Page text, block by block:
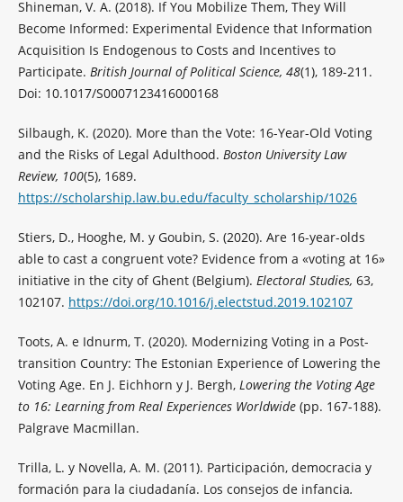
Shineman, V. A. (2018). If You Mobilize Them, They Will
Become Informed: Experimental Evidence that Information
Acquisition Is Endogenous to Costs and Incentives to
Participate. British Journal of Political Science, 48(1), 189-211.
Doi: 10.1017/S0007123416000168
Silbaugh, K. (2020). More than the Vote: 16-Year-Old Voting
and the Risks of Legal Adulthood. Boston University Law
Review, 100(5), 1689.
https://scholarship.law.bu.edu/faculty_scholarship/1026
Stiers, D., Hooghe, M. y Goubin, S. (2020). Are 16-year-olds
able to cast a congruent vote? Evidence from a «voting at 16»
initiative in the city of Ghent (Belgium). Electoral Studies, 63,
102107. https://doi.org/10.1016/j.electstud.2019.102107
Toots, A. e Idnurm, T. (2020). Modernizing Voting in a Post-
transition Country: The Estonian Experience of Lowering the
Voting Age. En J. Eichhorn y J. Bergh,Lowering the Voting Age
to 16: Learning from Real Experiences Worldwide(pp. 167-188).
Palgrave Macmillan.
Trilla, L. y Novella, A. M. (2011). Participación, democracia y
formación para la ciudadanía. Los consejos de infancia.